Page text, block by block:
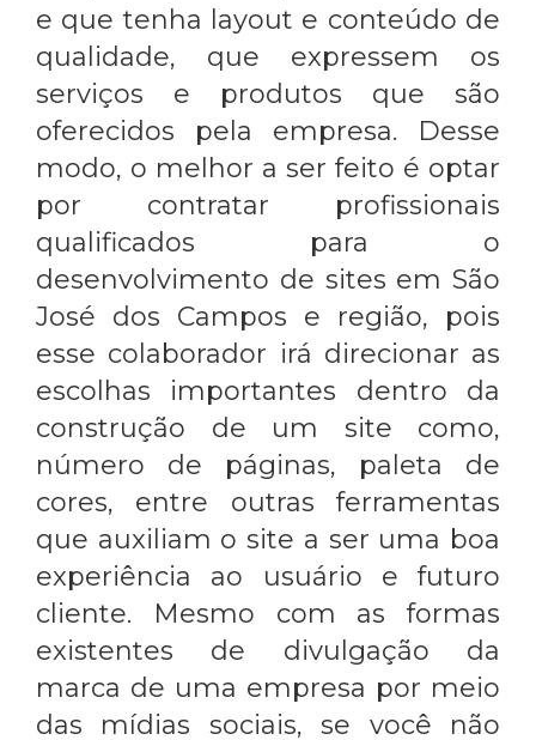
e que tenha layout e conteúdo de
qualidade, que expressem os
serviços e produtos que são
oferecidos pela empresa. Desse
modo, o melhor a ser feito é optar
por contratar profissionais
qualificados para o
desenvolvimento de sites em São
José dos Campos e região, pois
esse colaborador irá direcionar as
escolhas importantes dentro da
construção de um site como,
número de páginas, paleta de
cores, entre outras ferramentas
que auxiliam o site a ser uma boa
experiência ao usuário e futuro
cliente. Mesmo com as formas
existentes de divulgação da
marca de uma empresa por meio
das mídias sociais, se você não